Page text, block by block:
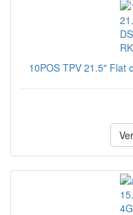
10POS TPV 21.5" Flat
Ver